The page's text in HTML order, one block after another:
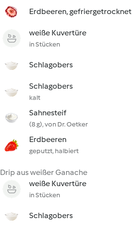
Erdbeeren, gefriergetrocknet
weiße Kuvertüre
in Stücken
Schlagobers
Schlagobers
kalt
Sahnesteif
(8 g), von Dr. Oetker
Erdbeeren
geputzt, halbiert
Drip aus weißer Ganache
weiße Kuvertüre
in Stücken
Schlagobers